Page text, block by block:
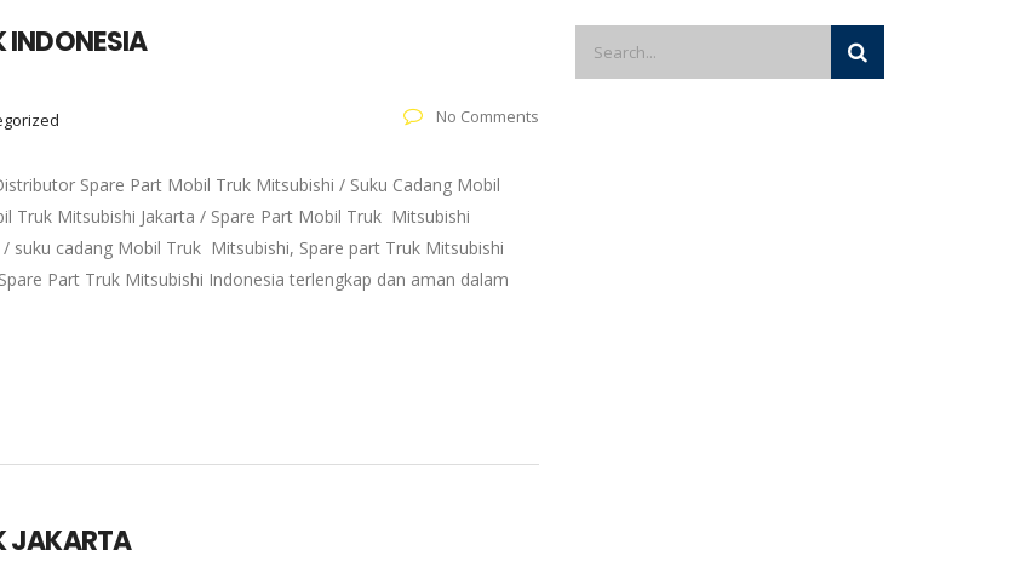
INDONESIA
No Comments
Spare Part Mobil Truk Mitsubishi / Suku Cadang Mobil
Truk Mitsubishi Jakarta / Spare Part Mobil Truk Mitsubishi
cadang Mobil Truk Mitsubishi, Spare part Truk Mitsubishi
Part Truk Mitsubishi Indonesia terlengkap dan aman dalam
JAKARTA